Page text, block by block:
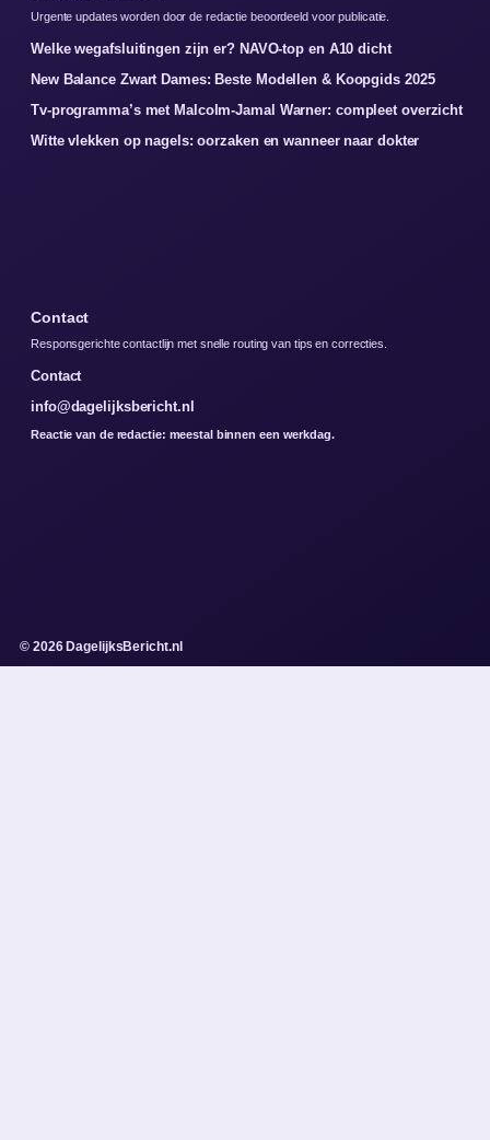
Urgente updates worden door de redactie beoordeeld voor publicatie.
Welke wegafsluitingen zijn er? NAVO-top en A10 dicht
New Balance Zwart Dames: Beste Modellen & Koopgids 2025
Tv-programma’s met Malcolm-Jamal Warner: compleet overzicht
Witte vlekken op nagels: oorzaken en wanneer naar dokter
Contact
Responsgerichte contactlijn met snelle routing van tips en correcties.
Contact
info@dagelijksbericht.nl
Reactie van de redactie: meestal binnen een werkdag.
© 2026 DagelijksBericht.nl